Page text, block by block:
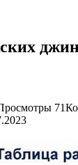
71